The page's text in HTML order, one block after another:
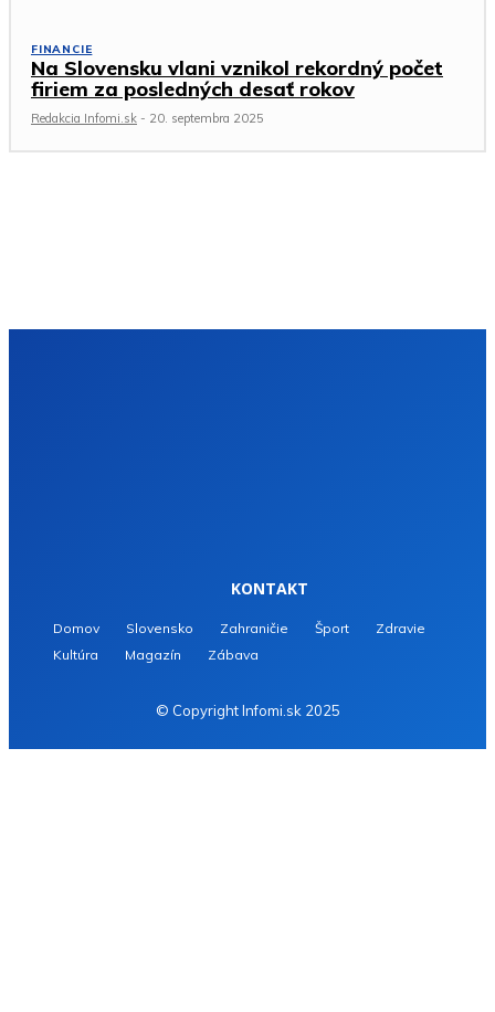
FINANCIE
Na Slovensku vlani vznikol rekordný počet
firiem za posledných desať rokov
Redakcia Infomi.sk - 20. septembra 2025
KONTAKT
Domov Slovensko Zahraničie Šport
Zdravie
Kultúra
Magazín Zábava
© Copyright Infomi.sk 2025